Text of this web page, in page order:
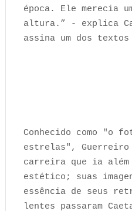
época. Ele merecia
altura.” - explica
assina um dos
Conhecido como "o
estrelas", Guerreiro
carreira que ia
estético; suas
essência de seus
lentes passaram